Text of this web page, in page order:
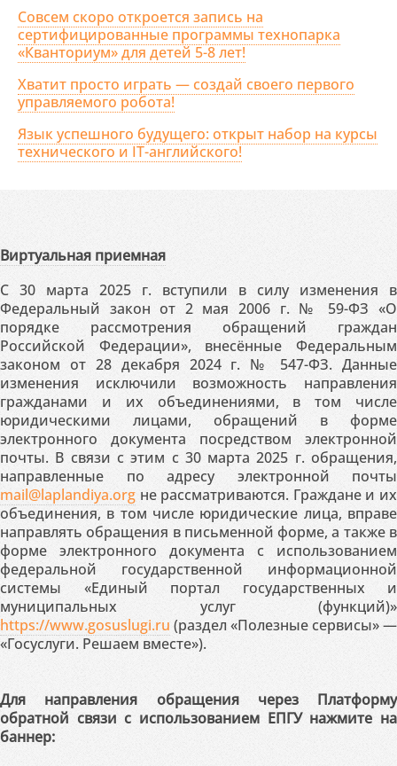
Совсем скоро откроется запись на
сертифицированные программы технопарка
«Кванториум» для детей 5-8 лет!
Хватит просто играть — создай своего первого
управляемого робота!
Язык успешного будущего: открыт набор на курсы
технического и IT-английского!
Виртуальная приемная
С 30 марта 2025 г. вступили в силу изменения в
Федеральный закон от 2 мая 2006 г. № 59-ФЗ «О
порядке рассмотрения обращений граждан
Российской Федерации», внесённые Федеральным
законом от 28 декабря 2024 г. № 547-ФЗ. Данные
изменения исключили возможность направления
гражданами и их объединениями, в том числе
юридическими лицами, обращений в форме
электронного документа посредством электронной
почты. В связи с этим с 30 марта 2025 г. обращения,
направленные по адресу электронной почты
mail@laplandiya.org не рассматриваются. Граждане и их
объединения, в том числе юридические лица, вправе
направлять обращения в письменной форме, а также в
форме электронного документа с использованием
федеральной государственной информационной
системы «Единый портал государственных и
муниципальных услуг (функций)»
https://www.gosuslugi.ru (раздел «Полезные сервисы» —
«Госуслуги. Решаем вместе»).
Для направления обращения через Платформу
обратной связи с использованием ЕПГУ нажмите на
баннер: